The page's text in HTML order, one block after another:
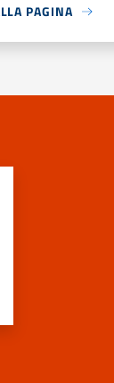
PAGINA